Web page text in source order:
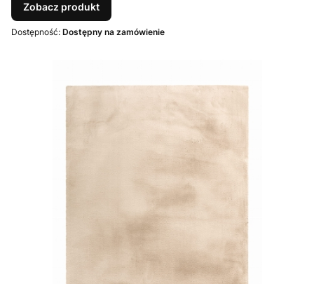
Zobacz produkt
Dostępność: Dostępny na zamówienie